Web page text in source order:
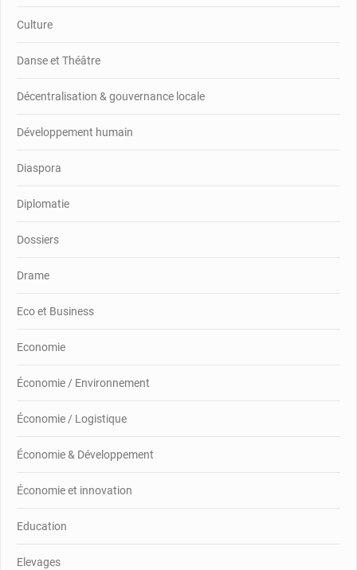
Culture
Danse et Théâtre
Décentralisation & gouvernance locale
Développement humain
Diaspora
Diplomatie
Dossiers
Drame
Eco et Business
Economie
Économie / Environnement
Économie / Logistique
Économie & Développement
Économie et innovation
Education
Elevages